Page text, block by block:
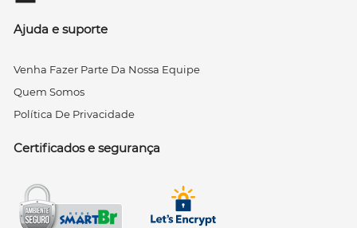
Ajuda e suporte
Venha Fazer Parte Da Nossa Equipe
Quem Somos
Política De Privacidade
Certificados e segurança